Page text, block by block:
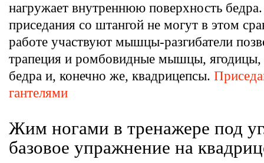
нагружает внутреннюю поверхность
приседания со штангой не могут в этом
работе участвуют мышцы-разгибатели
трапеция и ромбовидные мышцы, ягодицы,
бедра и, конечно же, квадрицепсы.
гантелями
Жим ногами в тренажере под
базовое упражнение на